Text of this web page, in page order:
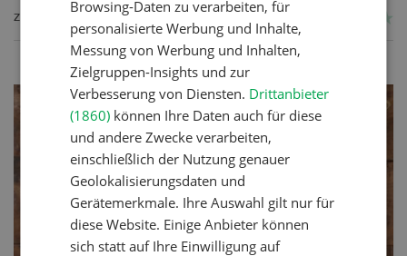
ZUM REZEPT
Browsing-Daten zu verarbeiten, für
personalisierte Werbung und Inhalte,
Messung von Werbung und Inhalten,
Zielgruppen-Insights und zur
Verbesserung von Diensten. Drittanbieter
(1860) können Ihre Daten auch für diese
und andere Zwecke verarbeiten,
einschließlich der Nutzung genauer
Geolokalisierungsdaten und
Gerätemerkmale. Ihre Auswahl gilt nur für
diese Website. Einige Anbieter können
sich statt auf Ihre Einwilligung auf